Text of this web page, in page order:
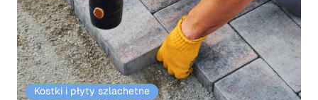
Kostki i płyty szlachetne